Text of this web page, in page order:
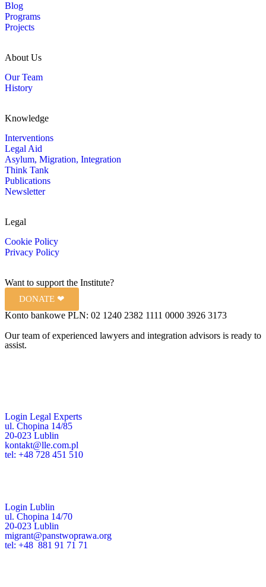
Blog
Programs
Projects
About Us
Our Team
History
Knowledge
Interventions
Legal Aid
Asylum, Migration, Integration
Think Tank
Publications
Newsletter
Legal
Cookie Policy
Privacy Policy
Want to support the Institute?
DONATE ❤︎
Konto bankowe PLN: 02 1240 2382 1111 0000 3926 3173
Our team of experienced lawyers and integration advisors is ready to
assist.
Login Legal Experts
ul. Chopina 14/85
20-023 Lublin
kontakt@lle.com.pl
tel: +48 728 451 510
Login Lublin
ul. Chopina 14/70
20-023 Lublin
migrant@panstwoprawa.org
tel: +48 881 91 71 71